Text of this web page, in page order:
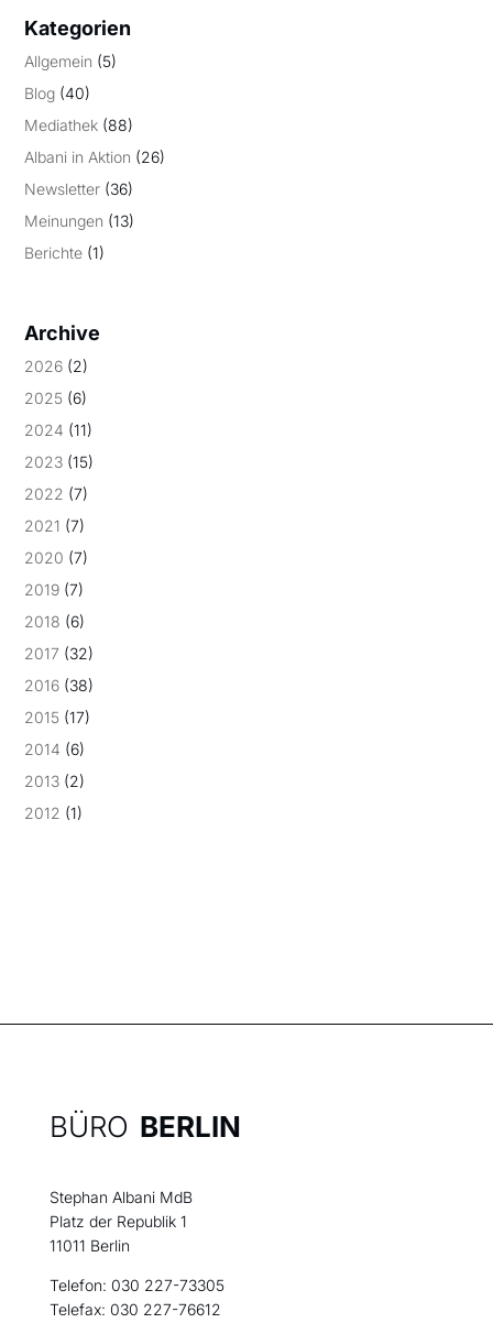
Kategorien
Allgemein (5)
Blog (40)
Mediathek (88)
Albani in Aktion (26)
Newsletter (36)
Meinungen (13)
Berichte (1)
Archive
2026 (2)
2025 (6)
2024 (11)
2023 (15)
2022 (7)
2021 (7)
2020 (7)
2019 (7)
2018 (6)
2017 (32)
2016 (38)
2015 (17)
2014 (6)
2013 (2)
2012 (1)
BÜRO BERLIN
Stephan Albani MdB
Platz der Republik 1
11011 Berlin
Telefon: 030 227-73305
Telefax: 030 227-76612